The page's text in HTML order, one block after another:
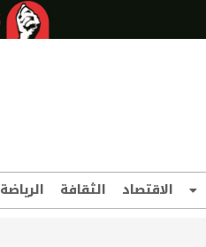
الاقتصاد الثقافة الرياضة